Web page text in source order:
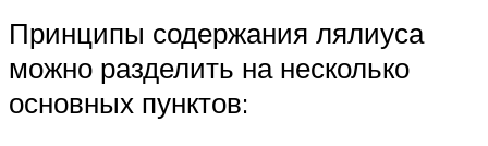
Принципы содержания лялиуса
можно разделить на несколько
основных пунктов: